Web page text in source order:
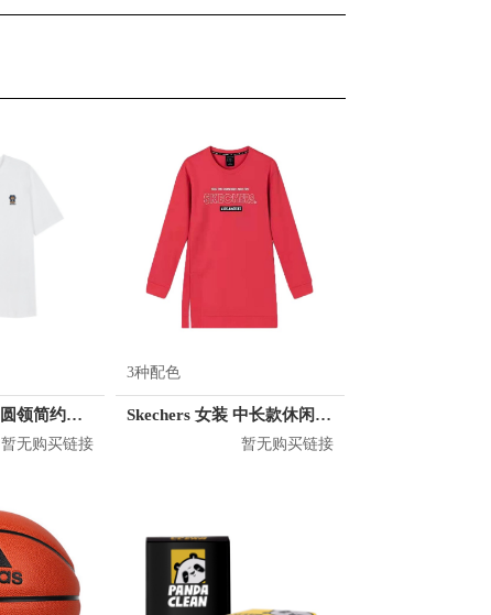
KM/kilometers 圆领简约短袖T恤 M2X2108073
暂无购买链接
3种配色
Skechers 女装 中长款休闲运动卫衣 L120W004
暂无购买链接